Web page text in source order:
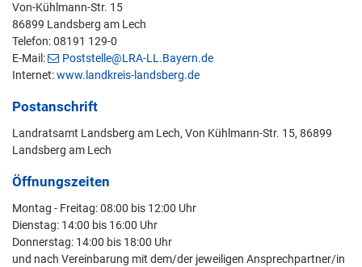
Von-Kühlmann-Str. 15
86899 Landsberg am Lech
Telefon: 08191 129-0
E-Mail:
Poststelle@LRA-LL.Bayern.de
Internet:www.landkreis-landsberg.de
Postanschrift
Landratsamt Landsberg am Lech, Von Kühlmann-Str. 15, 86899
Landsberg am Lech
Öffnungszeiten
Montag - Freitag: 08:00 bis 12:00 Uhr
Dienstag: 14:00 bis 16:00 Uhr
Donnerstag: 14:00 bis 18:00 Uhr
und nach Vereinbarung mit dem/der jeweiligen Ansprechpartner/in